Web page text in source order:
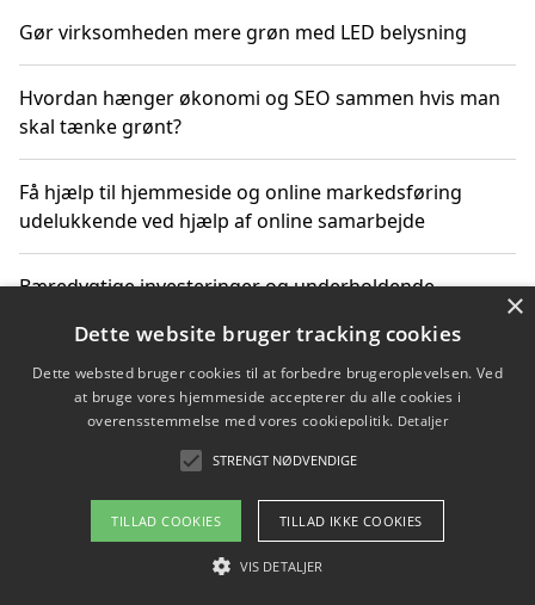
Gør virksomheden mere grøn med LED belysning
Hvordan hænger økonomi og SEO sammen hvis man
skal tænke grønt?
Få hjælp til hjemmeside og online markedsføring
udelukkende ved hjælp af online samarbejde
Bæredygtige investeringer og underholdende
Sådan kan online møder for virksomheder fremme
grønne investeringer
Copyright 2026 - Pilanto Aps
Om / kontakt
×
Dette website bruger tracking cookies
Dette websted bruger cookies til at forbedre brugeroplevelsen. Ved
at bruge vores hjemmeside accepterer du alle cookies i
overensstemmelse med vores cookiepolitik. Detaljer
STRENGT NØDVENDIGE
TILLAD COOKIES TILLAD IKKE COOKIES
VIS DETALJER